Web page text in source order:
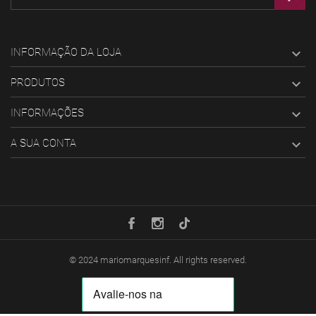
INFORMAÇÃO DA LOJA 
PRODUTOS 
INFORMAÇÕES 
A SUA CONTA 
© 2024 mariomarquesinf. All rights reserved.